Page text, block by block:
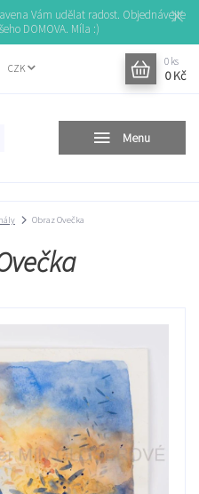
Vám udělat radost. Objednávejte
DOMOVA. Míla :)
Menu
CZK
0 ks
0 Kč
Obraz Ovečka